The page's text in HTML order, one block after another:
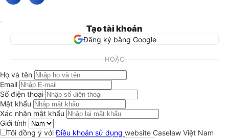
Tạo tài khoản
Đăng ký bằng Google
HOẶC
Họ và tên
Email
Số điện thoại
Mật khẩu
Xác nhận mật khẩu
Giới tính
Tôi đồng ý vớiĐiều khoản sử dụng website Caselaw Việt Nam